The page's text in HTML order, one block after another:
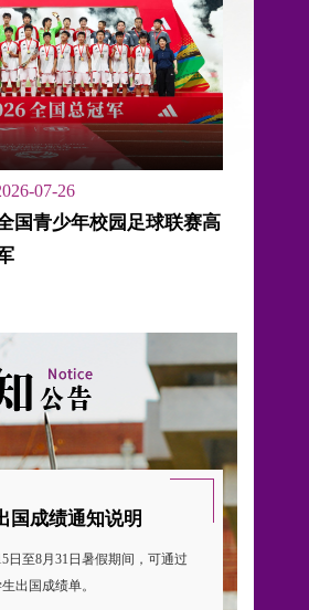
07-26
国青少年校园足球联赛高
国成绩通知说明
日至8月31日暑假期间，可通过
出国成绩单。